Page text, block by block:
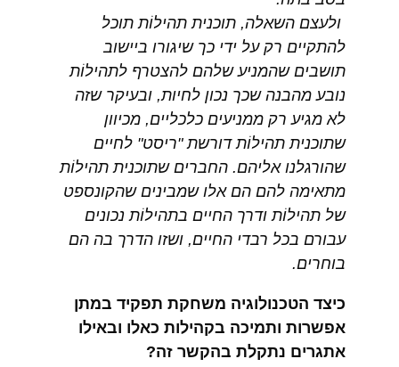
ולעצם השאלה, תוכנית תהילוֹת תוכל
להתקיים רק על ידי כך שיגורו ביישוב
תושבים שהמניע שלהם להצטרף לתהילוֹת
נובע מהבנה שכך נכון לחיות, ובעיקר שזה
לא מגיע רק ממניעים כלכליים, מכיוון
שתוכנית תהילוֹת דורשת "ריסט" לחיים
שהורגלנו אליהם. החברים שתוכנית תהילוֹת
מתאימה להם הם אלו שמבינים שהקונספט
של תהילוֹת ודרך החיים בתהילוֹת נכונים
עבורם בכל רבדי החיים, ושזו הדרך בה הם
בוחרים.
כיצד הטכנולוגיה משחקת תפקיד במתן
אפשרות ותמיכה בקהילות כאלו ובאילו
אתגרים נתקלת בהקשר זה?